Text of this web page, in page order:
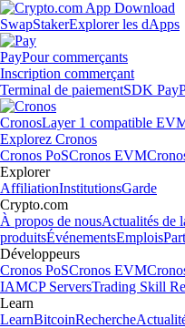
SwapStakerExplorer les dApps
PayPour commerçants
Inscription commerçant
Terminal de paiementSDK Pay
CronosLayer 1 compatible
Explorez Cronos
Cronos PoSCronos EVM
Explorer
AffiliationInstitutionsGarde
Crypto.com
À propos de nousActualités de
produitsÉvénementsEmplois
Développeurs
Cronos PoSCronos EVM
IAMCP ServersTrading Skill
Learn
LearnBitcoinRecherche